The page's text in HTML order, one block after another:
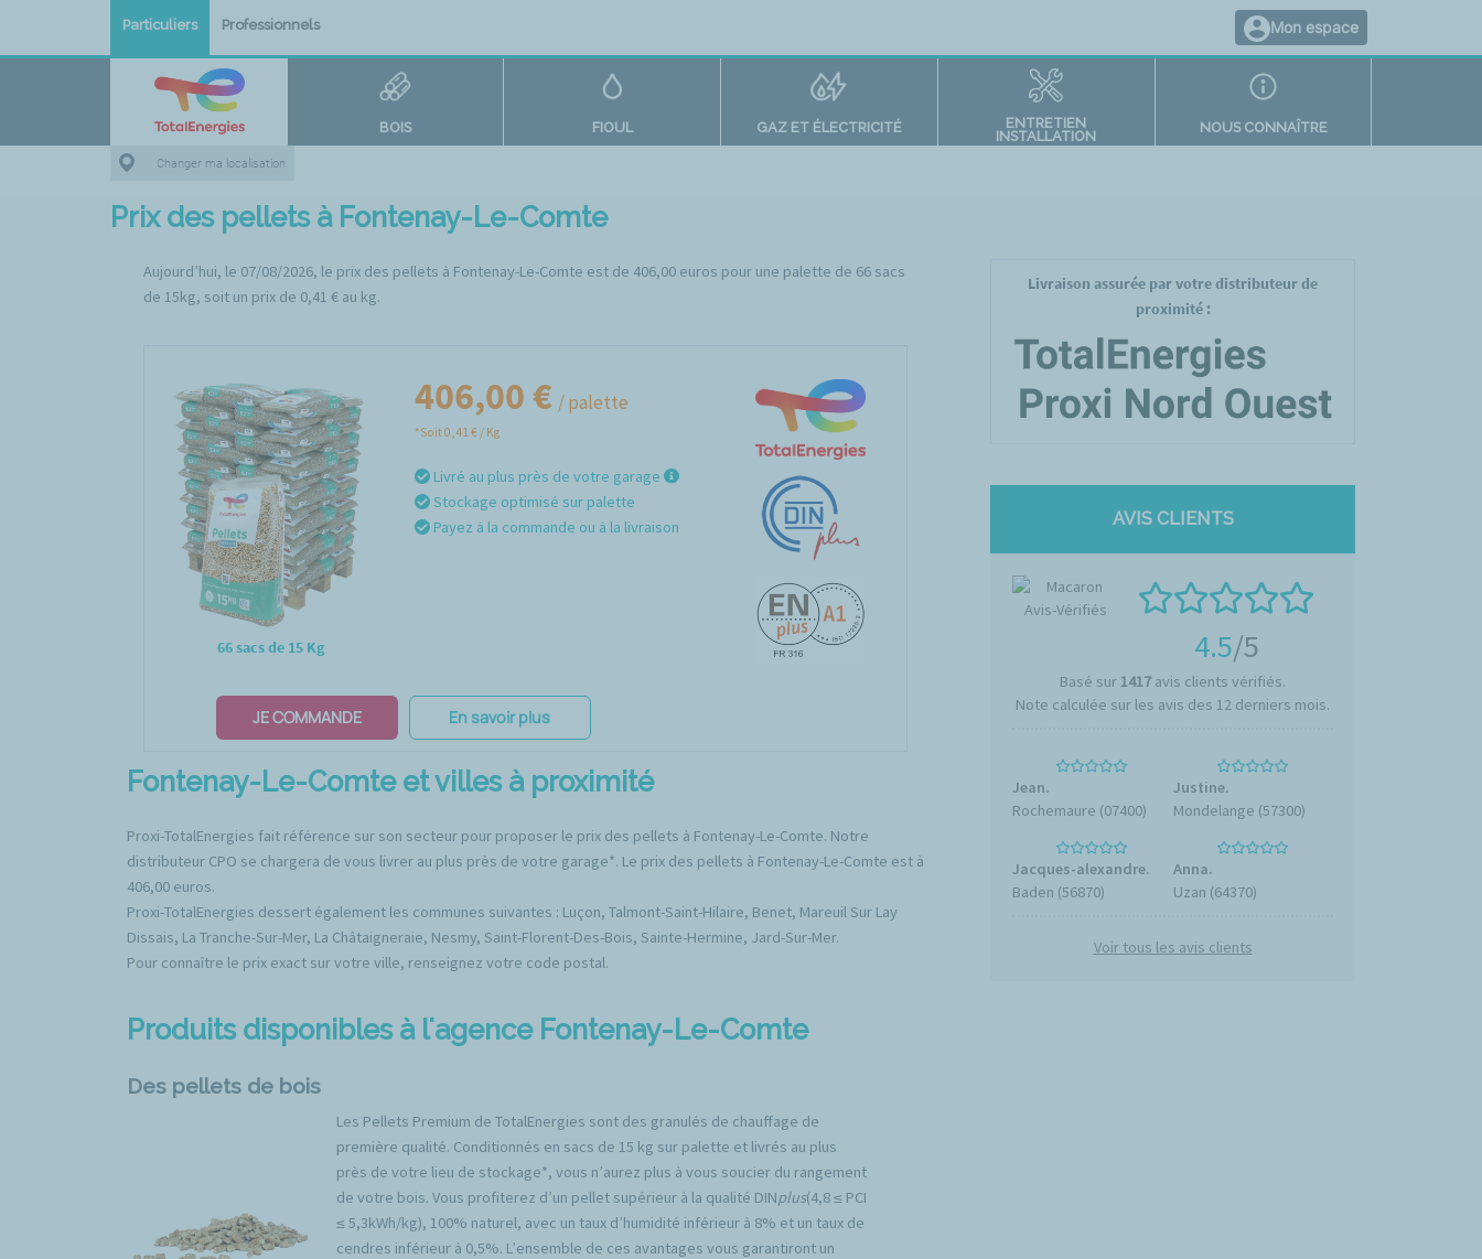
Particuliers Professionnels Mon espace
BOIS FIOUL GAZ ET ÉLECTRICITÉ
ENTRETIEN
INSTALLATION
NOUS CONNAÎTRE
Changer ma localisation
Prix des pellets à Fontenay-Le-Comte
Aujourd’hui, le 07/08/2026, le prix des pellets à Fontenay-Le-Comte est de 406,00 euros pour une palette de 66 sacs
de 15kg, soit un prix de 0,41 € au kg.
66 sacs de 15 Kg
406,00 € / palette
*Soit 0,41 € / Kg
Livré au plus près de votre garage
Stockage optimisé sur palette
Payez à la commande ou à la livraison
JE COMMANDE En savoir plus
Fontenay-Le-Comte et villes à proximité
Proxi-TotalEnergies fait référence sur son secteur pour proposer le prix des pellets à Fontenay-Le-Comte. Notre
distributeur CPO se chargera de vous livrer au plus près de votre garage*. Le prix des pellets à Fontenay-Le-Comte est à
406,00 euros.
Proxi-TotalEnergies dessert également les communes suivantes : Luçon, Talmont-Saint-Hilaire, Benet, Mareuil Sur Lay
Dissais, La Tranche-Sur-Mer, La Châtaigneraie, Nesmy, Saint-Florent-Des-Bois, Sainte-Hermine, Jard-Sur-Mer.
Pour connaître le prix exact sur votre ville, renseignez votre code postal.
Produits disponibles à l'agence Fontenay-Le-Comte
Des pellets de bois
Les Pellets Premium de TotalEnergies sont des granulés de chauffage de
première qualité. Conditionnés en sacs de 15 kg sur palette et livrés au plus
près de votre lieu de stockage*, vous n’aurez plus à vous soucier du rangement
de votre bois. Vous profiterez d’un pellet supérieur à la qualité DINplus(4,8 ≤ PCI
≤ 5,3kWh/kg), 100% naturel, avec un taux d’humidité inférieur à 8% et un taux de
cendres inférieur à 0,5%. L’ensemble de ces avantages vous garantiront un
Livraison assurée par votre distributeur de
proximité :
AVIS CLIENTS
4.5/5
Basé sur 1417avis clients vérifiés.
Note calculée sur les avis des 12 derniers mois.
Jean.
Rochemaure (07400)
Justine.
Mondelange (57300)
Jacques-alexandre.
Baden (56870)
Anna.
Uzan (64370)
Voir tous les avis clients